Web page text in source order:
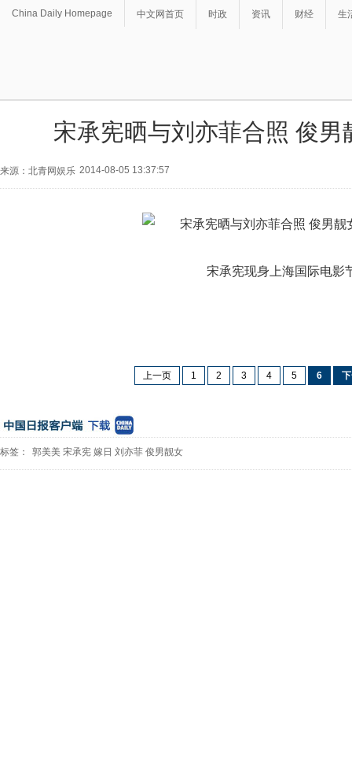
China Daily Homepage 中文网首页 时政 资讯 财经 生
宋承宪晒与刘亦菲合照 俊男
来源：北青网娱乐 2014-08-05 13:37:57
宋承宪现身上海国际电影
上一页 1 2 3 4 5 6
标签： 郭美美 宋承宪 嫁日 刘亦菲 俊男靓女